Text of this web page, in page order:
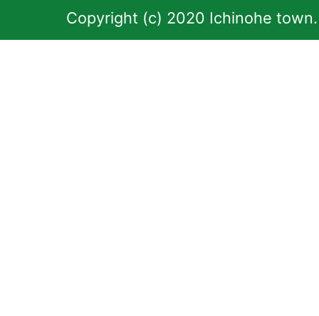
Copyright (c) 2020 Ichinohe